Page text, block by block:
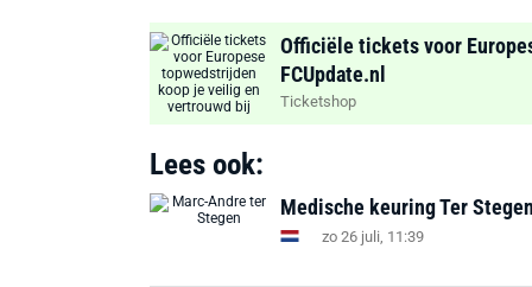
Officiële tickets voor
FCUpdate.nl
Ticketshop
Lees ook:
Medische keuring Ter
zo 26 juli, 11:39